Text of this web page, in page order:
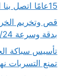
15عامًا اتصل بنا الان
بدقة وسرعة 7/24 متاحين اتصل الان
تمنع التسربات